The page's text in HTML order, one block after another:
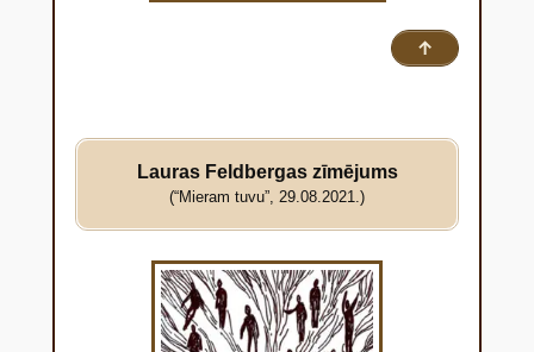
↑
Lauras Feldbergas zīmējums
(“Mieram tuvu”, 29.08.2021.)